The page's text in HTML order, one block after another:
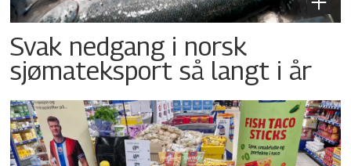
Svak nedgang i norsk
sjømateksport så langt i år